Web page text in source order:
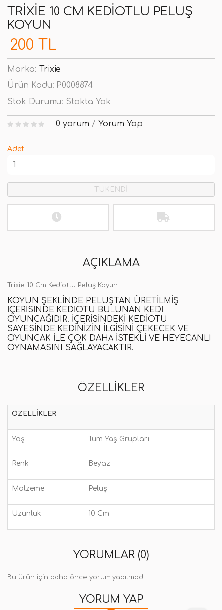
TRIXIE 10 CM KEDIOTLU PELUŞ
KOYUN
200 TL
Marka: Trixie
Ürün Kodu: P0008874
Stok Durumu: Stokta Yok
0 yorum / Yorum Yap
Adet
TÜKENDİ
AÇIKLAMA
Trixie 10 Cm Kediotlu Peluş Koyun
KOYUN ŞEKLINDE PELUŞTAN ÜRETILMIŞ
IÇERISINDE KEDIOTU BULUNAN KEDI
OYUNCAĞIDIR. İÇERISINDEKI KEDIOTU
SAYESINDE KEDINIZIN ILGISINI ÇEKECEK VE
OYUNCAK ILE ÇOK DAHA ISTEKLI VE HEYECANLI
OYNAMASINI SAĞLAYACAKTIR.
ÖZELLIKLER
ÖZELLIKLER
Yaş Tüm Yaş Grupları
Renk Beyaz
Malzeme Peluş
Uzunluk 10 Cm
YORUMLAR (0)
Bu ürün için daha önce yorum yapılmadı.
YORUM YAP